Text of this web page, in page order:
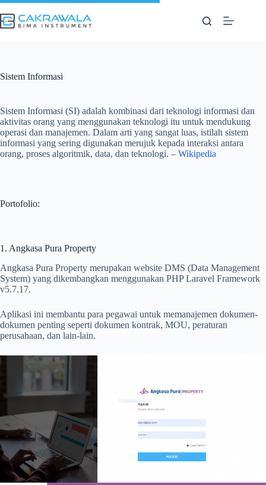
Skip
to
content
Sistem Informasi
Sistem Informasi (SI) adalah kombinasi dari teknologi informasi dan
aktivitas orang yang menggunakan teknologi itu untuk mendukung
operasi dan manajemen. Dalam arti yang sangat luas, istilah sistem
informasi yang sering digunakan merujuk kepada interaksi antara
orang, proses algoritmik, data, dan teknologi. – Wikipedia
Portofolio:
1. Angkasa Pura Property
Angkasa Pura Property merupakan website DMS (Data Management
System) yang dikembangkan menggunakan PHP Laravel Framework
v5.7.17.
Aplikasi ini membantu para pegawai untuk memanajemen dokumen-
dokumen penting seperti dokumen kontrak, MOU, peraturan
perusahaan, dan lain-lain.